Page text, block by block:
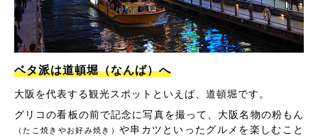
ベタ派は道頓堀（なんば）へ
大阪を代表する観光スポットといえば、道頓堀です。
グリコの看板の前で記念に写真を撮って、大阪名物の粉もん
（たこ焼きやお好み焼き） や串カツといったグルメを楽しむこと